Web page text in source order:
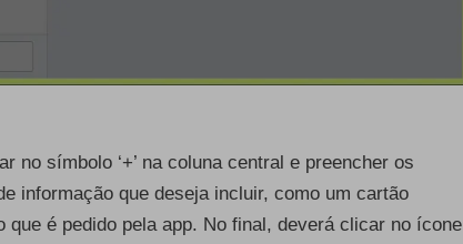
no símbolo ‘+’ na coluna central e preencher os
informação que deseja incluir, como um cartão
que é pedido pela app. No final, deverá clicar no ícone